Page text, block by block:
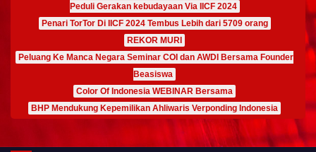
Peduli Gerakan kebudayaan Via IICF 2024
Penari TorTor Di IICF 2024 Tembus Lebih dari 5709 orang
REKOR MURI
Peluang Ke Manca Negara Seminar COI dan AWDI Bersama Founder
Beasiswa
Color Of Indonesia WEBINAR Bersama
BHP Mendukung Kepemilikan Ahliwaris Verponding Indonesia